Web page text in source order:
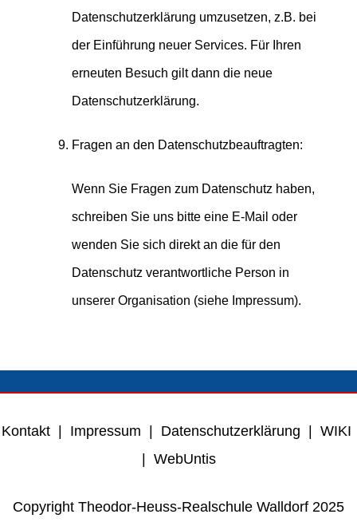
Datenschutzerklärung umzusetzen, z.B. bei
der Einführung neuer Services. Für Ihren
erneuten Besuch gilt dann die neue
Datenschutzerklärung.
Fragen an den Datenschutzbeauftragten:
Wenn Sie Fragen zum Datenschutz haben,
schreiben Sie uns bitte eine E-Mail oder
wenden Sie sich direkt an die für den
Datenschutz verantwortliche Person in
unserer Organisation (siehe Impressum).
Kontakt Impressum Datenschutzerklärung
WIKI
WebUntis
Copyright Theodor-Heuss-Realschule Walldorf 2025